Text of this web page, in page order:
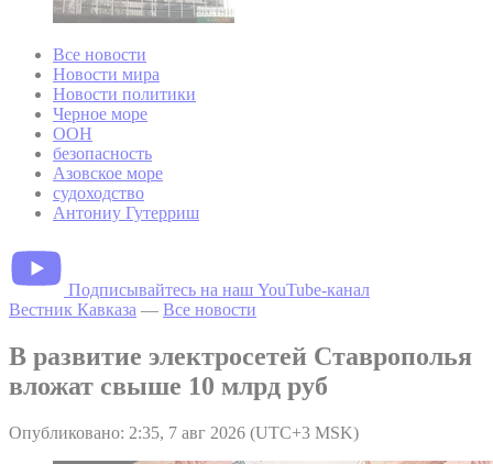
Все новости
Новости мира
Новости политики
Черное море
ООН
безопасность
Азовское море
судоходство
Антониу Гутерриш
Подписывайтесь на наш YouTube-канал
Вестник Кавказа — Все новости
В развитие электросетей Ставрополья
вложат свыше 10 млрд руб
Опубликовано: 2:35, 7 авг 2026 (UTC+3 MSK)